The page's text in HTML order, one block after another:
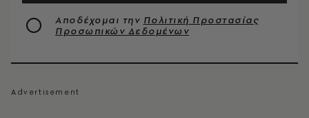
Αποδέχομαι την Πολιτική Προστασίας
Προσωπικών Δεδομένων